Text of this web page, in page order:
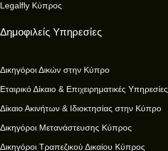
Legalfly Κύπρος
Δημοφιλείς Υπηρεσίες
Δικηγόροι Δικών στην Κύπρο
Εταιρικό Δίκαιο & Επιχειρηματικές Υπηρεσίες
Δίκαιο Ακινήτων & Ιδιοκτησίας στην Κύπρο
Δικηγόροι Μετανάστευσης Κύπρος
Δικηγόροι Τραπεζικού Δικαίου Κύπρος